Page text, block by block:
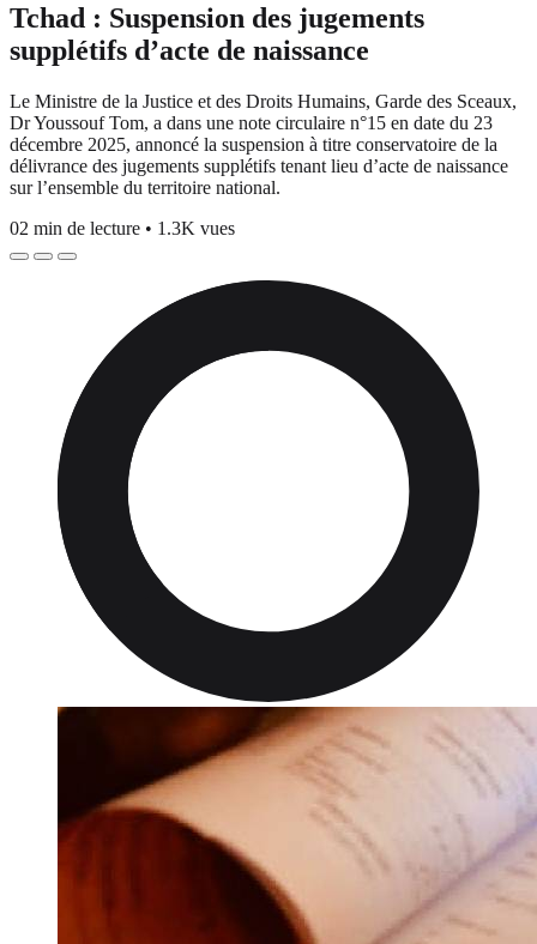
Tchad : Suspension des jugements
supplétifs d’acte de naissance
Le Ministre de la Justice et des Droits Humains, Garde des Sceaux,
Dr Youssouf Tom, a dans une note circulaire n°15 en date du 23
décembre 2025, annoncé la suspension à titre conservatoire de la
délivrance des jugements supplétifs tenant lieu d’acte de naissance
sur l’ensemble du territoire national.
02 min de lecture • 1.3K vues